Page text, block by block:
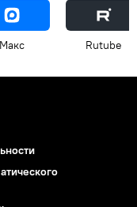
Макс Rutube